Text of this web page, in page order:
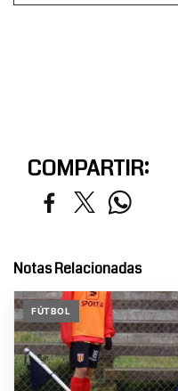
COMPARTIR:
Notas Relacionadas
FÚTBOL